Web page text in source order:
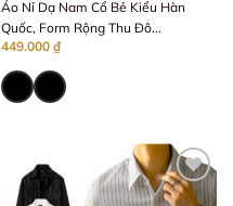
Áo Nỉ Dạ Nam Cổ Bẻ Kiểu Hàn
Quốc, Form Rộng Thu Đô...
449.000 ₫